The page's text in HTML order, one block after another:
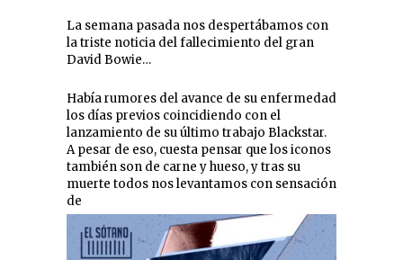
La semana pasada nos despertábamos con
la triste noticia del fallecimiento del gran
David Bowie…
Había rumores del avance de su enfermedad
los días previos coincidiendo con el
lanzamiento de su último trabajo Blackstar.
A pesar de eso, cuesta pensar que los iconos
también son de carne y hueso, y tras su
muerte todos nos levantamos con sensación
de